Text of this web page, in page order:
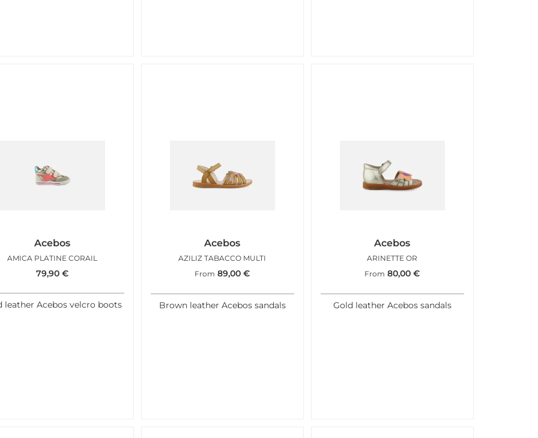
Acebos
AMICA PLATINE CORAIL
79,90€
leather Acebos velcro boots
Acebos
AZILIZ TABACCO MULTI
From 89,00€
Brown leather Acebos sandals
Acebos
ARINETTE OR
From 80,00€
Gold leather Acebos sandals